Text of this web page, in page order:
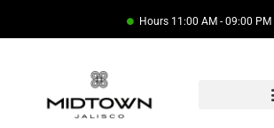
Hours 11:00 AM - 09:00 PM